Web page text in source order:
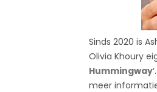
Sinds 2020 is
Olivia Khoury
Hummingway
meer